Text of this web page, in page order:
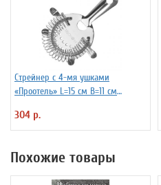
Стрейнер с 4-мя ушками
«Проотель» L=15 см B=11 см
304 р.
Похожие товары